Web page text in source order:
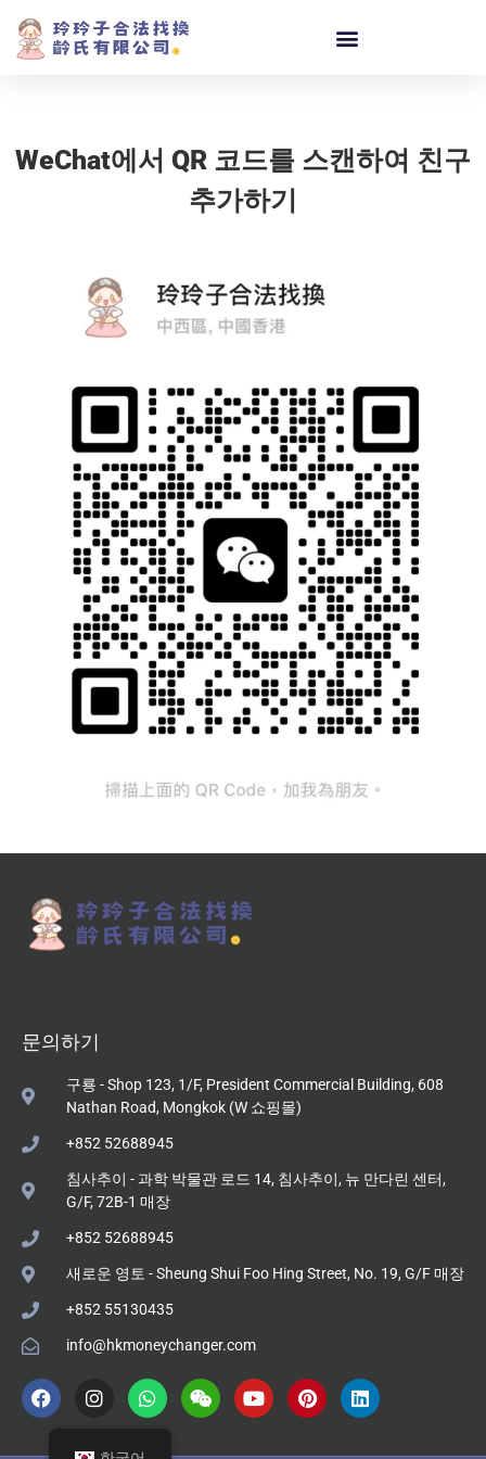
WeChat에서 QR 코드를 스캔하여 친구
추가하기
문의하기
구룡 - Shop 123, 1/F, President Commercial Building, 608
Nathan Road, Mongkok (W 쇼핑몰)
+852 52688945
침사추이 - 과학 박물관 로드 14, 침사추이, 뉴 만다린 센터,
G/F, 72B-1 매장
+852 52688945
새로운 영토 - Sheung Shui Foo Hing Street, No. 19, G/F 매장
+852 55130435
info@hkmoneychanger.com